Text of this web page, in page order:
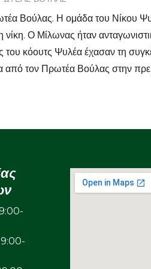
Βούλας. Η ομάδα του Νίκου
Ο Μίλωνας ήταν
του κόουτς Ψυλέα έχασαν τη
από τον Πρωτέα Βούλας στην